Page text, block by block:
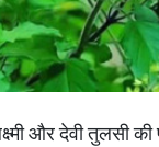
और देवी तुलसी